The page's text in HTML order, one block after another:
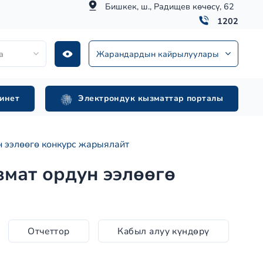
Бишкек, ш., Радищев көчөсү, 62
1202
Жарандардын кайрылуулары
Электрондук кызматтар порталы
конкурс жарыялайт
ордун ээлөөгө
Отчеттор Кабыл алуу күндөрү